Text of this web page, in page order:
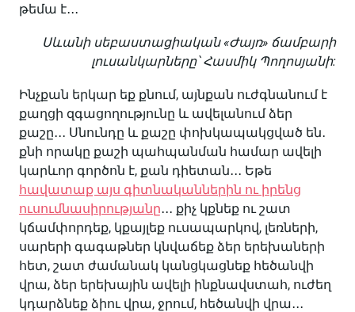
թեմա է․․․
Սևանի սեբաստացիական «Ժայռ» ճամբարի
լուսանկարները՝ Հասմիկ Պողոսյանի:
Ինչքան երկար եք քնում, այնքան ուժգնանում է
քաղցի զգացողությունը և ավելանում ձեր
քաշը․․․ Սնունդը և քաշը փոխկապակցված են․
քնի որակը քաշի պահպանման համար ավելի
կարևոր գործոն է, քան դիետան․․․ Եթե
հավատաք այս գիտնականներին ու իրենց
ուսումնասիրությանը․․․ քիչ կքնեք ու շատ
կճամփորդեք, կքայլեք ուսապարկով, լեռների,
սարերի գագաթներ կնվաճեք ձեր երեխաների
հետ, շատ ժամանակ կանցկացնեք հեծանվի
վրա, ձեր երեխային ավելի ինքնավստահ, ուժեղ
կդարձնեք ձիու վրա, ջրում, հեծանվի վրա․․․